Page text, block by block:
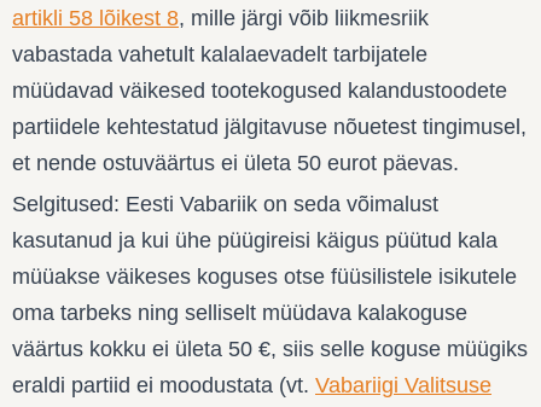
artikli 58 lõikest 8, mille järgi võib liikmesriik
vabastada vahetult kalalaevadelt tarbijatele
müüdavad väikesed tootekogused kalandustoodete
partiidele kehtestatud jälgitavuse nõuetest tingimusel,
et nende ostuväärtus ei ületa 50 eurot päevas.
Selgitused: Eesti Vabariik on seda võimalust
kasutanud ja kui ühe püügireisi käigus püütud kala
müüakse väikeses koguses otse füüsilistele isikutele
oma tarbeks ning selliselt müüdava kalakoguse
väärtus kokku ei ületa 50 €, siis selle koguse müügiks
eraldi partiid ei moodustata (vt. Vabariigi Valitsuse